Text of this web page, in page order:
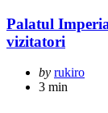
Palatul
vizitatori
Posted
by
by rukiro
3 min